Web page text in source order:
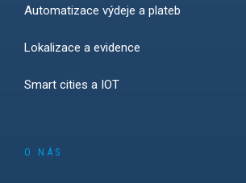
Automatizace výdeje a plateb
Lokalizace a evidence
Smart cities a IOT
O NÁS